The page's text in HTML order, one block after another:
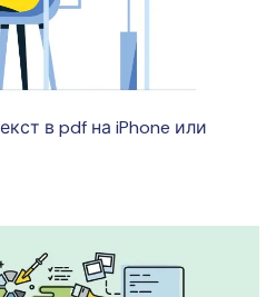
в pdf на iPhone или